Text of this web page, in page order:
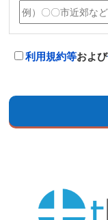
利用規約等および